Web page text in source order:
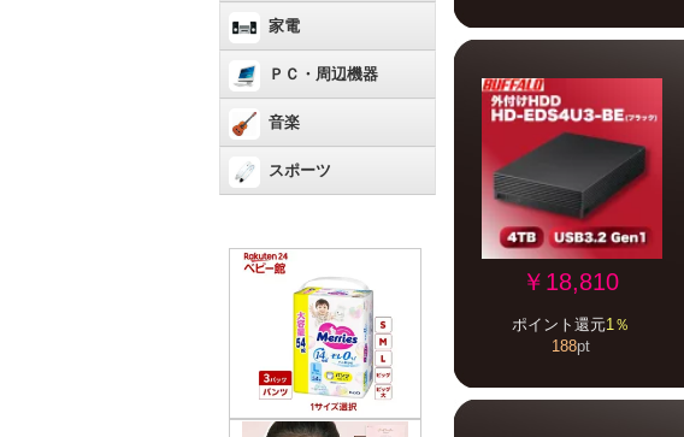
家電
ＰＣ・周辺機器
音楽
スポーツ
￥18,810
ポイント還元1％
188pt